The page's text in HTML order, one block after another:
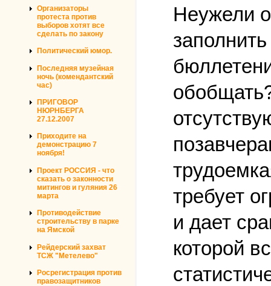
Организаторы
протеста против
выборов хотят все
сделать по закону
Политический юмор.
Последняя музейная
ночь (комендантский
час)
ПРИГОВОР
НЮРНБЕРГА
27.12.2007
Приходите на
демонстрацию 7
ноября!
Проект РОССИЯ - что
сказать о законности
митингов и гуляния 26
марта
Противодействие
строительству в парке
на Ямской
Рейдерский захват
ТСЖ "Метелево"
Росрегистрация против
правозащитников
Неужели
требует
и дает
которой